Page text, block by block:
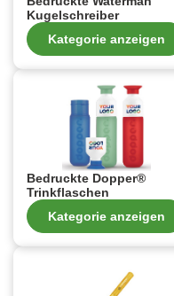
Kugelschreiber
Kategorie anzeigen
Bedruckte Dopper®
Trinkflaschen
Kategorie anzeigen